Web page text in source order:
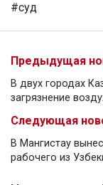
#суд
Предыдущая
В двух городах
загрязнение
Следующая
В Мангистау
рабочего из